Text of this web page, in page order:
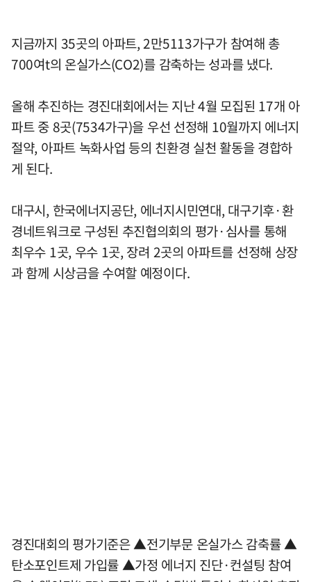
지금까지 35곳의 아파트, 2만5113가구가 참여해 총
700여t의 온실가스(CO2)를 감축하는 성과를 냈다.
올해 추진하는 경진대회에서는 지난 4월 모집된 17개 아
파트 중 8곳(7534가구)을 우선 선정해 10월까지 에너지
절약, 아파트 녹화사업 등의 친환경 실천 활동을 경합하
게 된다.
대구시, 한국에너지공단, 에너지시민연대, 대구기후·환
경네트워크로 구성된 추진협의회의 평가·심사를 통해
최우수 1곳, 우수 1곳, 장려 2곳의 아파트를 선정해 상장
과 함께 시상금을 수여할 예정이다.
경진대회의 평가기준은 ▲전기부문 온실가스 감축률 ▲
탄소포인트제 가입률 ▲가정 에너지 진단·컨설팅 참여